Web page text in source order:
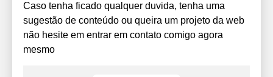
Caso tenha ficado qualquer duvida, tenha uma
sugestão de conteúdo ou queira um projeto da web
não hesite em entrar em contato comigo agora
mesmo